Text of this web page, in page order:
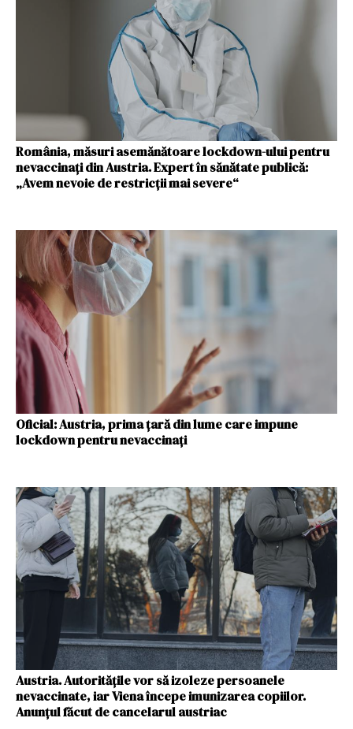
România, măsuri asemănătoare lockdown-ului pentru
nevaccinați din Austria. Expert în sănătate publică:
„Avem nevoie de restricții mai severe“
Oficial: Austria, prima țară din lume care impune
lockdown pentru nevaccinați
Austria. Autorităţile vor să izoleze persoanele
nevaccinate, iar Viena începe imunizarea copiilor.
Anunțul făcut de cancelarul austriac